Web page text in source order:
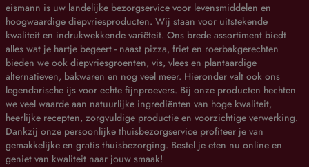
eismann is uw landelijke bezorgservice voor levensmiddelen en
hoogwaardige diepvriesproducten. Wij staan voor uitstekende
kwaliteit en indrukwekkende variëteit. Ons brede assortiment biedt
alles wat je hartje begeert - naast pizza, friet en roerbakgerechten
bieden we ook diepvriesgroenten, vis, vlees en plantaardige
alternatieven, bakwaren en nog veel meer. Hieronder valt ook ons
legendarische ijs voor echte fijnproevers. Bij onze producten hechten
we veel waarde aan natuurlijke ingrediënten van hoge kwaliteit,
heerlijke recepten, zorgvuldige productie en voorzichtige verwerking.
Dankzij onze persoonlijke thuisbezorgservice profiteer je van
gemakkelijke en gratis thuisbezorging. Bestel je eten nu online en
geniet van kwaliteit naar jouw smaak!